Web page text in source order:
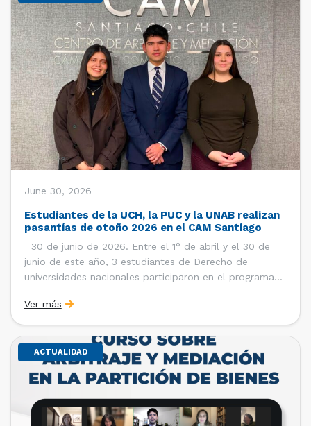
June 30, 2026
Estudiantes de la UCH, la PUC y la UNAB realizan
pasantías de otoño 2026 en el CAM Santiago
30 de junio de 2026. Entre el 1° de abril y el 30 de
junio de este año, 3 estudiantes de Derecho de
universidades nacionales participaron en el programa
de la Cámara de Comercio de Santiago (CCS). Así, se
realizaron […]
Ver más
ACTUALIDAD